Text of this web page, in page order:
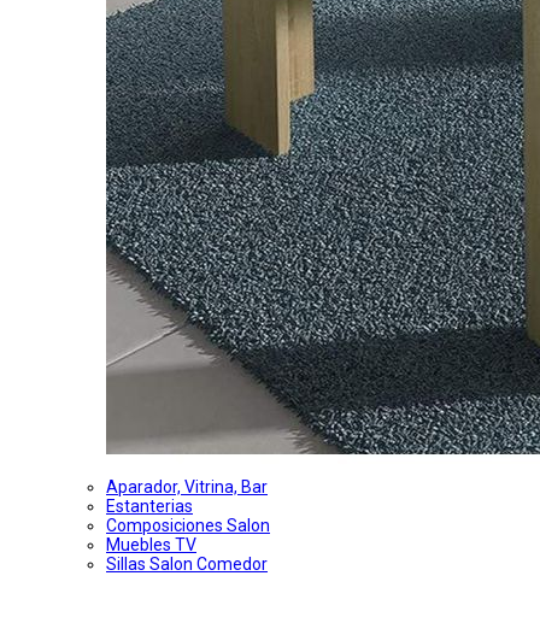
Aparador, Vitrina, Bar
Estanterias
Composiciones Salon
Muebles TV
Sillas Salon Comedor